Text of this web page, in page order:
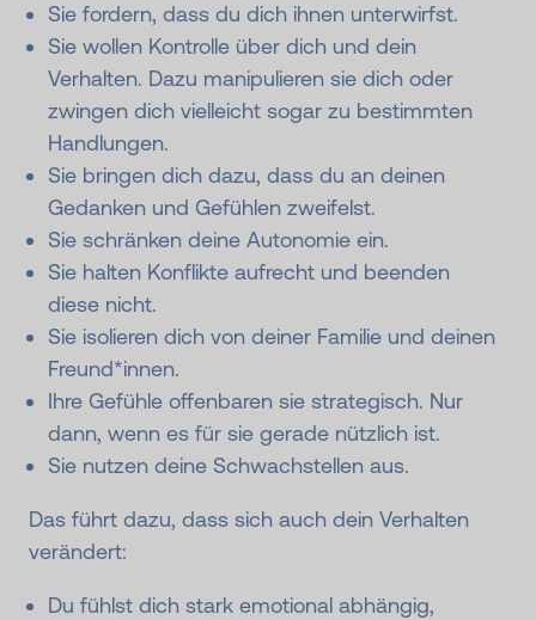
Sie fordern, dass du dich ihnen unterwirfst.
Sie wollen Kontrolle über dich und dein
Verhalten. Dazu manipulieren sie dich oder
zwingen dich vielleicht sogar zu bestimmten
Handlungen.
Sie bringen dich dazu, dass du an deinen
Gedanken und Gefühlen zweifelst.
Sie schränken deine Autonomie ein.
Sie halten Konflikte aufrecht und beenden
diese nicht.
Sie isolieren dich von deiner Familie und deinen
Freund*innen.
Ihre Gefühle offenbaren sie strategisch. Nur
dann, wenn es für sie gerade nützlich ist.
Sie nutzen deine Schwachstellen aus.
Das führt dazu, dass sich auch dein Verhalten
verändert:
Du fühlst dich stark emotional abhängig,